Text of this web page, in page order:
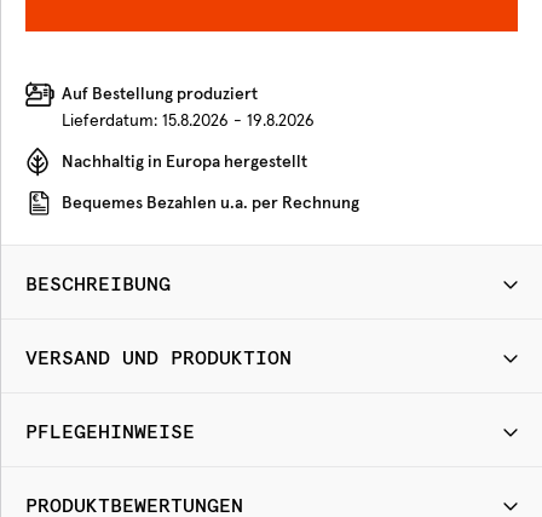
Auf Bestellung produziert
Lieferdatum: 15.8.2026 - 19.8.2026
Nachhaltig in Europa hergestellt
Bequemes Bezahlen u.a. per Rechnung
BESCHREIBUNG
VERSAND UND PRODUKTION
PFLEGEHINWEISE
PRODUKTBEWERTUNGEN